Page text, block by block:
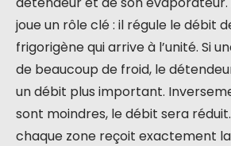
joue un rôle clé : il régule le débit
frigorigène qui arrive à l’unité. Si
de beaucoup de froid, le
un débit plus important.
sont moindres, le débit sera réduit.
chaque zone reçoit exactement